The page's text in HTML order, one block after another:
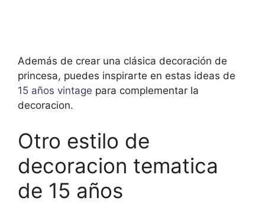
Además de crear una clásica decoración de
princesa, puedes inspirarte en estas ideas de
15 años vintage para complementar la
decoracion.
Otro estilo de
decoracion tematica
de 15 años